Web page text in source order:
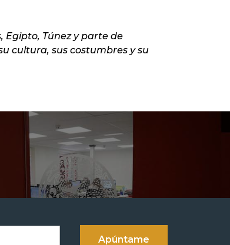
Egipto, Túnez y parte de
cultura, sus costumbres y su